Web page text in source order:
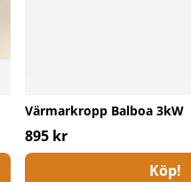
Värmarkropp Balboa 3kW
895 kr
Köp!